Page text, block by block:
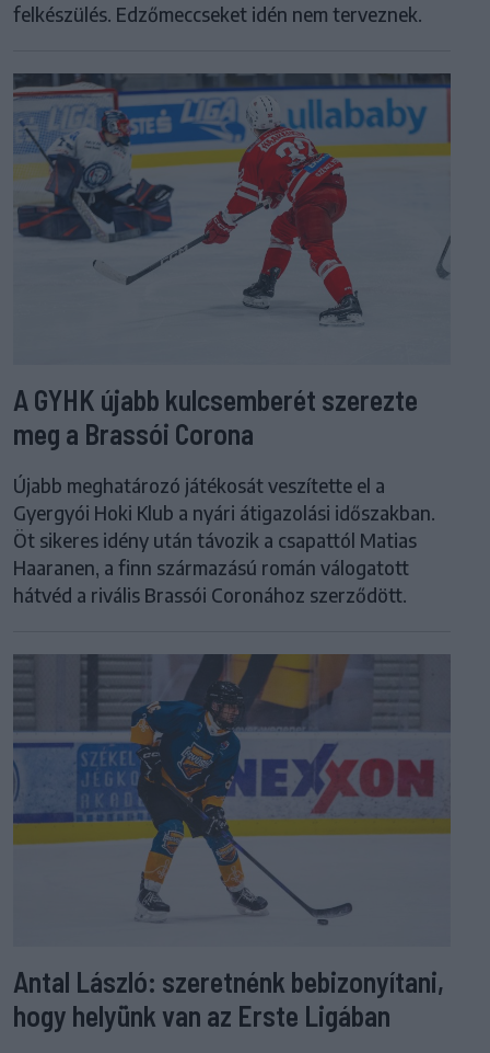
felkészülés. Edzőmeccseket idén nem terveznek.
A GYHK újabb kulcsemberét szerezte
meg a Brassói Corona
Újabb meghatározó játékosát veszítette el a
Gyergyói Hoki Klub a nyári átigazolási időszakban.
Öt sikeres idény után távozik a csapattól Matias
Haaranen, a finn származású román válogatott
hátvéd a rivális Brassói Coronához szerződött.
Antal László: szeretnénk bebizonyítani,
hogy helyünk van az Erste Ligában